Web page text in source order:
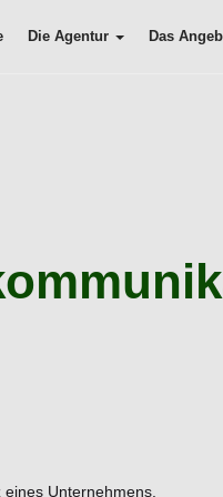
Die Agentur Das
Unternehmens.